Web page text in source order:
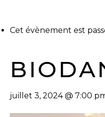
Cet évènement est
juillet 3, 2024 @ 7:00